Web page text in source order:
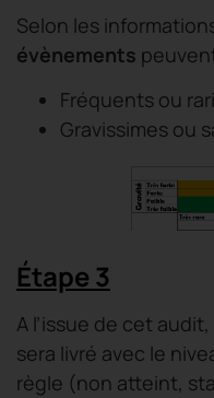
Selon les
évènements
Fréquents ou
Gravissimes ou
Étape 3
A l’issue de cet
sera livré avec le
règle (non atteint,